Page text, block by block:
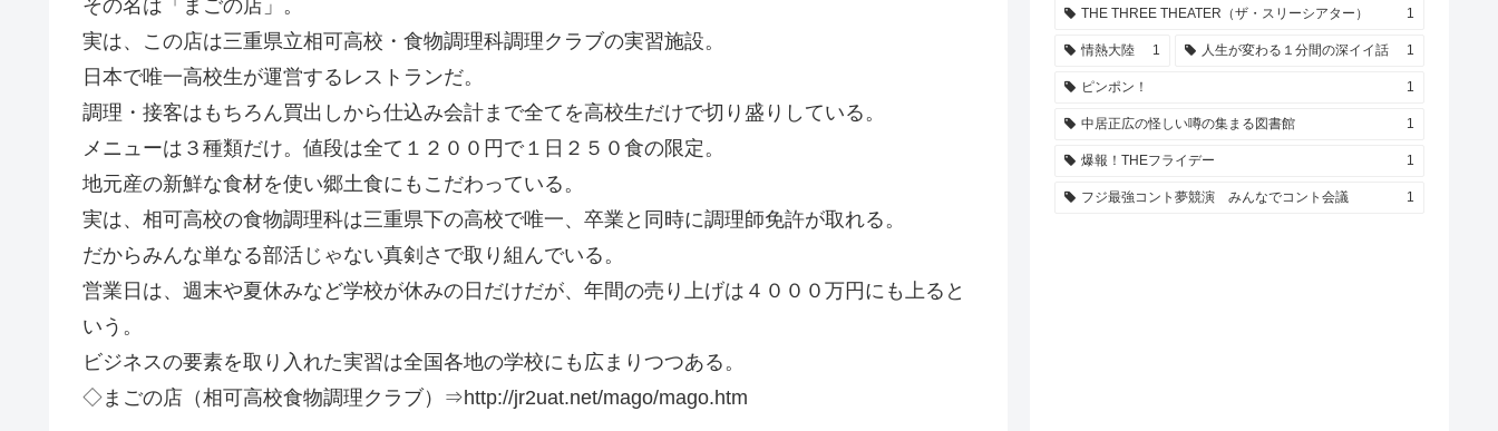
その名は「まごの店」。
実は、この店は三重県立相可高校・食物調理科調理クラブの実習施設。
日本で唯一高校生が運営するレストランだ。
調理・接客はもちろん買出しから仕込み会計まで全てを高校生だけで切り盛りしている。
メニューは３種類だけ。値段は全て１２００円で１日２５０食の限定。
地元産の新鮮な食材を使い郷土食にもこだわっている。
実は、相可高校の食物調理科は三重県下の高校で唯一、卒業と同時に調理師免許が取れる。
だからみんな単なる部活じゃない真剣さで取り組んでいる。
営業日は、週末や夏休みなど学校が休みの日だけだが、年間の売り上げは４０００万円にも上ると
いう。
ビジネスの要素を取り入れた実習は全国各地の学校にも広まりつつある。
◇まごの店（相可高校食物調理クラブ）⇒http://jr2uat.net/mago/mago.htm
THE THREE THEATER（ザ・スリーシアター） 1
情熱大陸 1 人生が変わる１分間の深イイ話 1
ピンポン！ 1
中居正広の怪しい噂の集まる図書館 1
爆報！THEフライデー 1
フジ最強コント夢競演 みんなでコント会議 1